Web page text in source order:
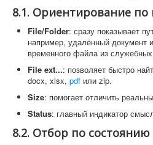
8.1. Ориентирование по
File/Folder: сразу показывает
например, удалённый документ
временного файла из служебных
File ext...: позволяет быстро
docx, xlsx, pdf или zip.
Size: помогает отличить
Status: главный индикатор
8.2. Отбор по состоянию